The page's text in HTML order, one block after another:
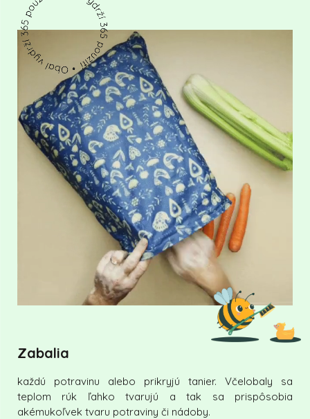
Zabalia
každú potravinu alebo prikryjú tanier. Včelobaly sa
teplom rúk ľahko tvarujú a tak sa prispôsobia
akémukoľvek tvaru potraviny či nádoby.